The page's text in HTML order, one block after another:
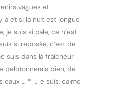
vagues et
a et si la nuit est longue
je suis si pâle, ce n’est
si reposée, c’est de
suis dans la fraîcheur
pelotonnerais bien, de
eaux … * … je suis, calme,